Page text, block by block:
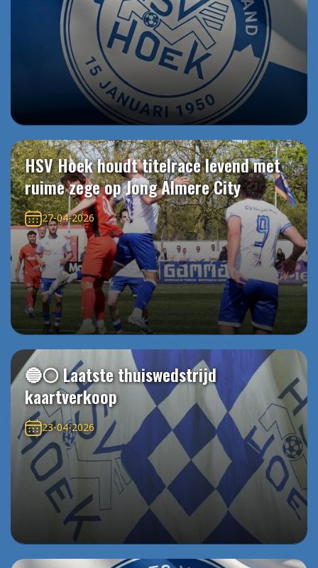
HSV Hoek houdt titelrace levend met
ruime zege op Jong Almere City
27-04-2026
🔵⚪️ Laatste thuiswedstrijd
kaartverkoop
23-04-2026